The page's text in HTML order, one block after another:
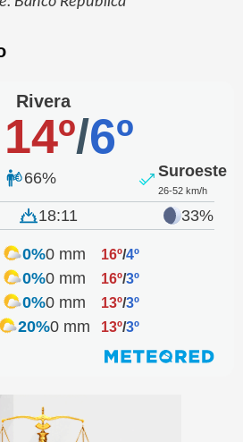
Rivera
14º/6º
66% Suroeste
26-52 km/h
18:11 33%
0%0 mm 16º/4º
0%0 mm 16º/3º
0%0 mm 13º/3º
20%0 mm 13º/3º